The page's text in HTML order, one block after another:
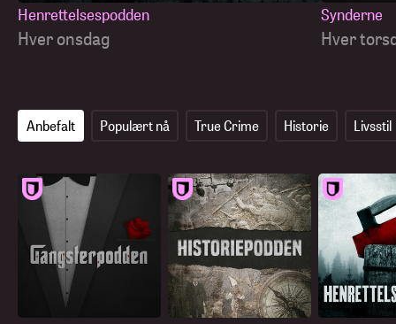
Henrettelsespodden
Hver onsdag
Synderne
Hver
Anbefalt Populært nå True Crime Historie Livsstil